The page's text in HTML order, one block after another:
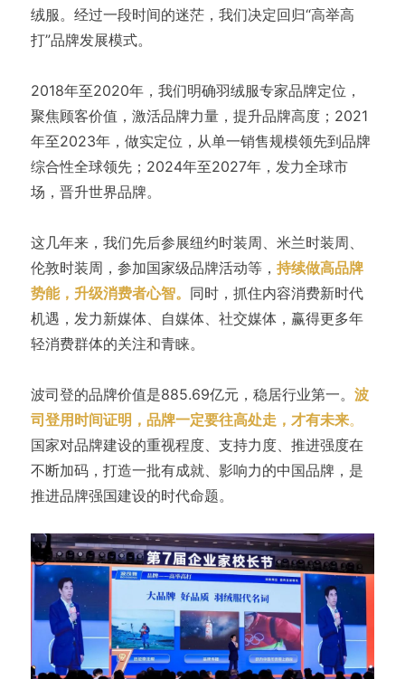
绒服。经过一段时间的迷茫，我们决定回归“高举高
打”品牌发展模式。
2018年至2020年，我们明确羽绒服专家品牌定位，
聚焦顾客价值，激活品牌力量，提升品牌高度；2021
年至2023年，做实定位，从单一销售规模领先到品牌
综合性全球领先；2024年至2027年，发力全球市
场，晋升世界品牌。
这几年来，我们先后参展纽约时装周、米兰时装周、
伦敦时装周，参加国家级品牌活动等， 持续做高品牌
势能，升级消费者心智。 同时，抓住内容消费新时代
机遇，发力新媒体、自媒体、社交媒体，赢得更多年
轻消费群体的关注和青睐。
波司登的品牌价值是885.69亿元，稳居行业第一。 波
司登用时间证明，品牌一定要往高处走，才有未来。
国家对品牌建设的重视程度、支持力度、推进强度在
不断加码，打造一批有成就、影响力的中国品牌，是
推进品牌强国建设的时代命题。